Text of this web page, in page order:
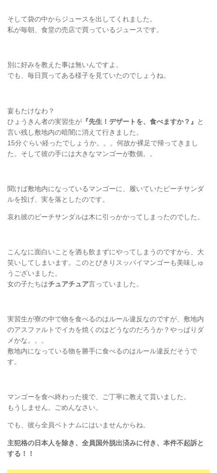
そして袋の中からジュースを出してくれました。
私が毎朝、食堂の売店で買っているジュースです。
別に好みを教えた事は無いんですよ。
でも、毎日買ってある様子を見ていたのでしょうね。
宴もたけなわ？
ひょうきん者の実習生が 『先生！デザートを、食べますか？』
と
言い残し敷地内の暗闇に消えて行きました。
15分ぐらい経ったでしょうか。。。何故か裸足で帰ってきまし
た。そして彼の手には大きなマンゴーが数個。。
聞けば敷地内になっているマンゴーに、履いていたビーチサンダ
ルを投げ、実を落としたのです。
哀れ彼のビーチサンダルは木に引っかかってしまったのでした。
こんなに面白いことを酒も飲まずにやってしまうのですから、大
笑いしてしまいます。このとびきりスッパイマンゴーも美味しゅ
うございました。
女の子たちはチュアチュア言っていました。
実習生が寮の中で物を食べるのはルール違反なのですが、敷地内
のアスファルトでイカを焼くのはどうなのだろうか？やっぱりダ
メかな。。。
敷地内になっている物を勝手に食べるのはルール違反だそうで
す。
マンゴーを食べ終わった後で、ご丁寧に教えて貰いました。
もうしません。ごめんなさい。
でも、彼ら全員ベトナムにはいませんからね。
主犯格の日本人を除き、全員国外脱出済みに付き、本件不起訴と
する！！